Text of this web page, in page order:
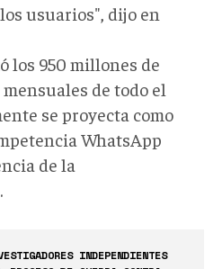
usuarios", dijo en
los 950 millones de
de todo el
se proyecta como
WhatsApp
de la
INDEPENDIENTES